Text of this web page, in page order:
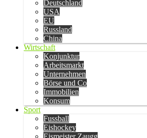
Deutschland
USA
EU
Russland
China
Wirtschaft
Konjunktur
Arbeitsmarkt
Unternehmen
Börse und Co
Immobilien
Konsum
Sport
Fussball
Eishockey
Eismeister Zaugg